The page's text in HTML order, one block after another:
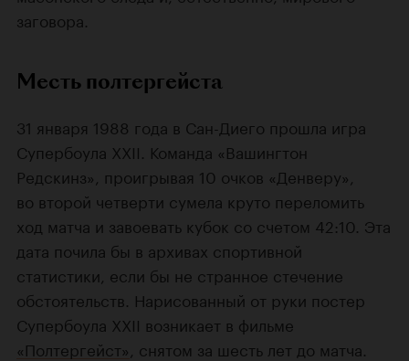
заговора.
Месть полтергейста
31 января 1988 года в Сан-Диего прошла игра
Супербоула XXII. Команда «Вашингтон
Редскинз», проигрывая 10 очков «Денверу»,
во второй четверти сумела круто переломить
ход матча и завоевать кубок со счетом 42:10. Эта
дата почила бы в архивах спортивной
статистики, если бы не странное стечение
обстоятельств. Нарисованный от руки постер
Супербоула XXII возникает в фильме
«Полтергейст» , снятом за шесть лет до матча.